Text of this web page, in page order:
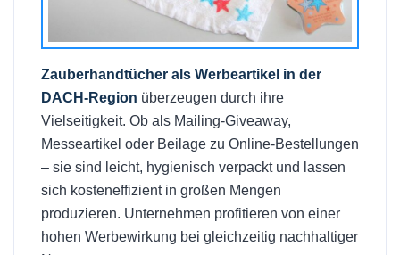
Zauberhandtücher als Werbeartikel in der
DACH-Region überzeugen durch ihre
Vielseitigkeit. Ob als Mailing-Giveaway,
Messeartikel oder Beilage zu Online-Bestellungen
– sie sind leicht, hygienisch verpackt und lassen
sich kosteneffizient in großen Mengen
produzieren. Unternehmen profitieren von einer
hohen Werbewirkung bei gleichzeitig nachhaltiger